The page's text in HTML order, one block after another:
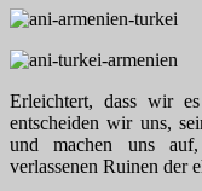
Erleichtert, dass wir
entscheiden wir uns,
und machen uns
verlassenen Ruinen der